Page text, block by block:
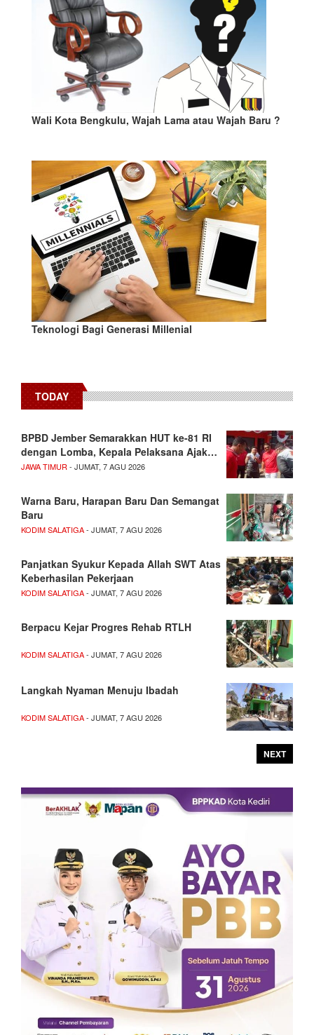
Wali Kota Bengkulu, Wajah Lama atau Wajah Baru ?
Teknologi Bagi Generasi Millenial
TODAY
BPBD Jember Semarakkan HUT ke-81 RI
dengan Lomba, Kepala Pelaksana Ajak…
JAWA TIMUR- JUMAT, 7 AGU 2026
Warna Baru, Harapan Baru Dan Semangat
Baru
KODIM SALATIGA- JUMAT, 7 AGU 2026
Panjatkan Syukur Kepada Allah SWT Atas
Keberhasilan Pekerjaan
KODIM SALATIGA- JUMAT, 7 AGU 2026
Berpacu Kejar Progres Rehab RTLH
KODIM SALATIGA- JUMAT, 7 AGU 2026
Langkah Nyaman Menuju Ibadah
KODIM SALATIGA- JUMAT, 7 AGU 2026
NEXT